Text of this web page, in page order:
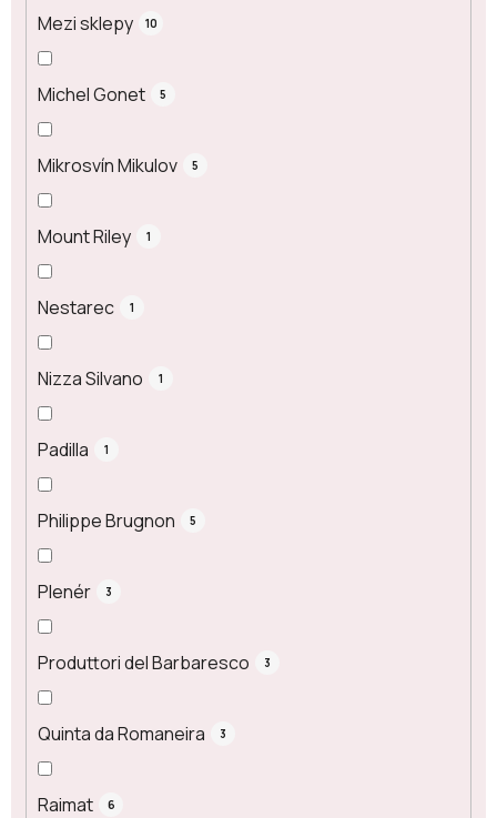
Mezi sklepy 10
Michel Gonet 5
Mikrosvín Mikulov 5
Mount Riley 1
Nestarec 1
Nizza Silvano 1
Padilla 1
Philippe Brugnon 5
Plenér 3
Produttori del Barbaresco 3
Quinta da Romaneira 3
Raimat 6